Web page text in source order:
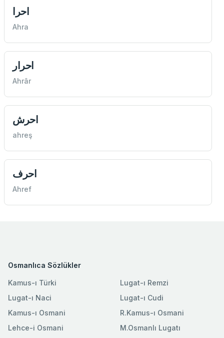
احرا
Ahra
احرار
Ahrâr
احرش
ahreş
احرف
Ahref
Osmanlıca Sözlükler
Kamus-ı Türki
Lugat-ı Naci
Kamus-ı Osmani
Lehce-i Osmani
Lugat-ı Remzi
Lugat-ı Cudi
R.Kamus-ı Osmani
M.Osmanlı Lugatı